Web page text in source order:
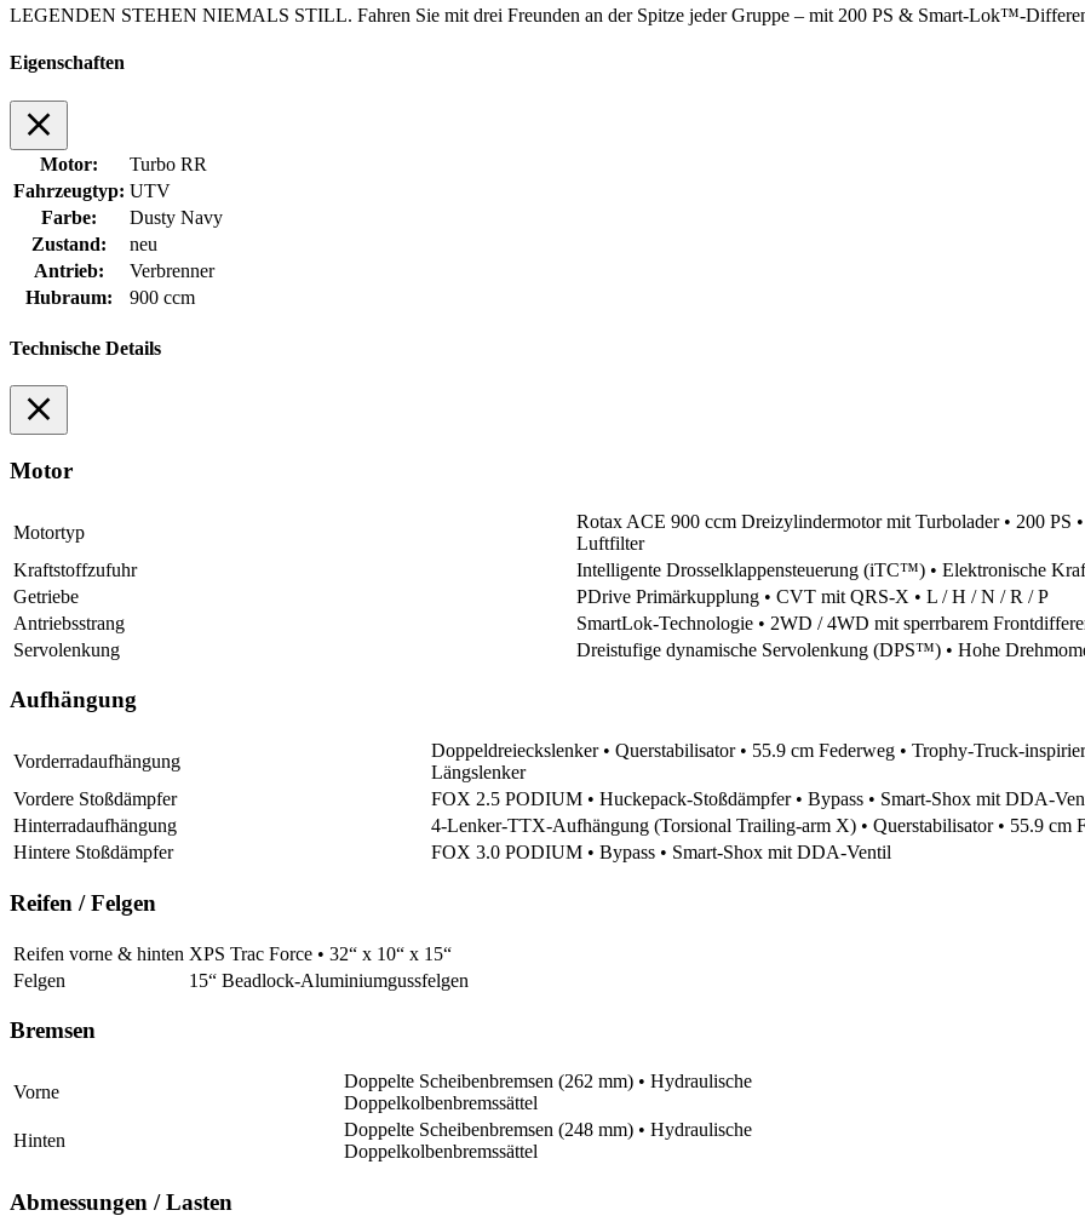
LEGENDEN STEHEN NIEMALS STILL. Fahren Sie mit drei Freunden an der Spitze jeder Gruppe – mit 200 PS & Smart-Lok™-
Eigenschaften
Motor:
Turbo RR
Fahrzeugtyp: UTV
Farbe:
Dusty Navy
Zustand:
neu
Antrieb:
Verbrenner
Hubraum:
900 ccm
Technische Details
Motor
Motortyp
Rotax ACE 900 ccm Dreizylindermotor mit Turbolader • 200 PS
Luftfilter
Kraftstoffzufuhr
Intelligente Drosselklappensteuerung (iTC™) • Elektronische
Getriebe
PDrive Primärkupplung • CVT mit QRS-X • L / H / N / R / P
Antriebsstrang
SmartLok-Technologie • 2WD / 4WD mit sperrbarem
Servolenkung
Dreistufige dynamische Servolenkung (DPS™) • Hohe
Aufhängung
Vorderradaufhängung
Doppeldreieckslenker • Querstabilisator • 55.9 cm Federweg • Trophy-Truck-
Längslenker
Vordere Stoßdämpfer
FOX 2.5 PODIUM • Huckepack-Stoßdämpfer • Bypass • Smart-Shox mit DDA-
Hinterradaufhängung
4-Lenker-TTX-Aufhängung (Torsional Trailing-arm X) • Querstabilisator • 55.9 cm
Hintere Stoßdämpfer
FOX 3.0 PODIUM • Bypass • Smart-Shox mit DDA-Ventil
Reifen / Felgen
Reifen vorne & hinten XPS Trac Force • 32“ x 10“ x 15“
Felgen
15“ Beadlock-Aluminiumgussfelgen
Bremsen
Vorne
Doppelte Scheibenbremsen (262 mm) • Hydraulische
Doppelkolbenbremssättel
Hinten
Doppelte Scheibenbremsen (248 mm) • Hydraulische
Doppelkolbenbremssättel
Abmessungen / Lasten